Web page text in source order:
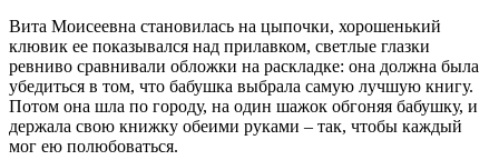
Вита Моисеевна становилась на цыпочки, хорошенький
клювик ее показывался над прилавком, светлые глазки
ревниво сравнивали обложки на раскладке: она должна была
убедиться в том, что бабушка выбрала самую лучшую книгу.
Потом она шла по городу, на один шажок обгоняя бабушку, и
держала свою книжку обеими руками – так, чтобы каждый
мог ею полюбоваться.